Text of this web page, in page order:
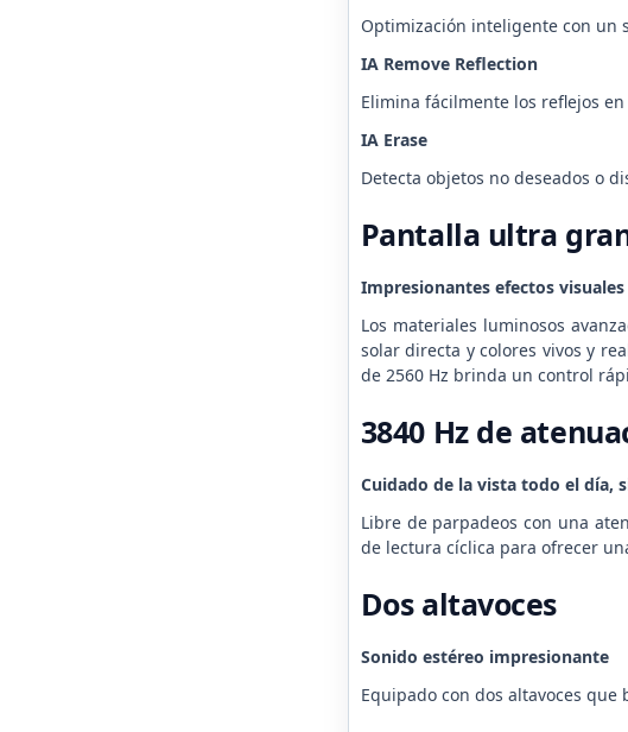
Optimización inteligente con un
IA Remove Reflection
Elimina fácilmente los reflejos
IA Erase
Detecta objetos no deseados o
Pantalla ultra
Impresionantes efectos visuales
Los materiales luminosos
solar directa y colores vivos y
de 2560 Hz brinda un control
3840 Hz de
Cuidado de la vista todo el día,
Libre de parpadeos con una
de lectura cíclica para ofrecer
Dos altavoces
Sonido estéreo impresionante
Equipado con dos altavoces